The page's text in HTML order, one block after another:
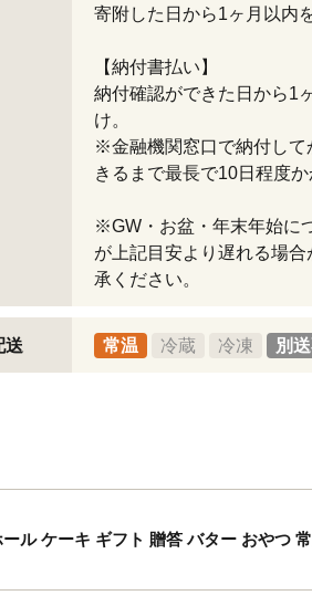
寄附した日から1ヶ月以内
【納付書払い】
納付確認ができた日から1
け。
※金融機関窓口で納付して
きるまで最長で10日程度か
※GW・お盆・年末年始に
が上記目安より遅れる場
承ください。
送 常温 冷蔵 冷凍 別
ル ケーキ ギフト 贈答 バター おやつ